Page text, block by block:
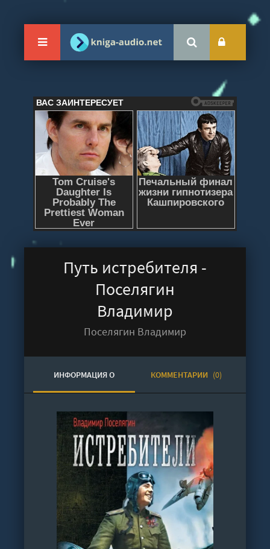
Путь истребителя -
Поселягин
Владимир
Поселягин Владимир
ИНФОРМАЦИЯ О
АУДИОКНИГЕ
КОММЕНТАРИИ (0)